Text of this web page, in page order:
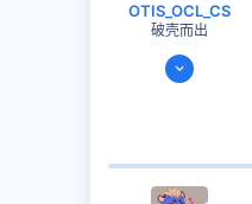
OTIS_OCL_CS
破壳而出
2021-02-13
8